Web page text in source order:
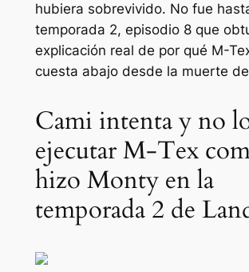
hubiera sobrevivido. No fue
temporada 2, episodio 8 que
explicación real de por qué M-
cuesta abajo desde la muerte
Cami intenta y no
ejecutar M-Tex
hizo Monty en la
temporada 2 de